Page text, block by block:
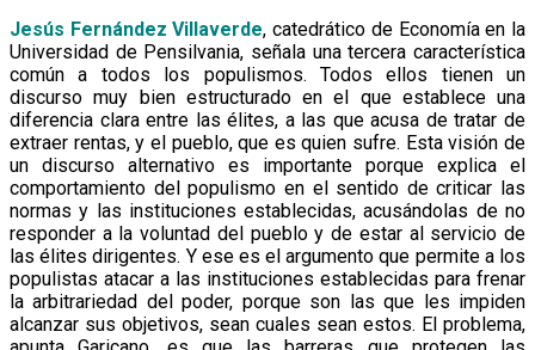
Jesús Fernández Villaverde, catedrático de Economía en la
Universidad de Pensilvania, señala una tercera característica
común a todos los populismos. Todos ellos tienen un
discurso muy bien estructurado en el que establece una
diferencia clara entre las élites, a las que acusa de tratar de
extraer rentas, y el pueblo, que es quien sufre. Esta visión de
un discurso alternativo es importante porque explica el
comportamiento del populismo en el sentido de criticar las
normas y las instituciones establecidas, acusándolas de no
responder a la voluntad del pueblo y de estar al servicio de
las élites dirigentes. Y ese es el argumento que permite a los
populistas atacar a las instituciones establecidas para frenar
la arbitrariedad del poder, porque son las que les impiden
alcanzar sus objetivos, sean cuales sean estos. El problema,